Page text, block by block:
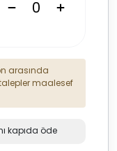
arasında
maalesef
kapıda öde